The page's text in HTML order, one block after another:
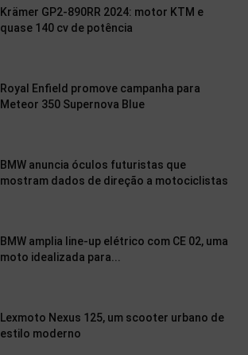
Krämer GP2-890RR 2024: motor KTM e
quase 140 cv de potência
Royal Enfield promove campanha para
Meteor 350 Supernova Blue
BMW anuncia óculos futuristas que
mostram dados de direção a motociclistas
BMW amplia line-up elétrico com CE 02, uma
moto idealizada para...
Lexmoto Nexus 125, um scooter urbano de
estilo moderno